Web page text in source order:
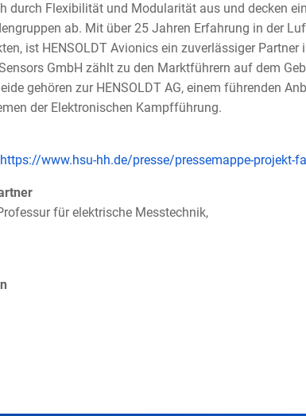
durch Flexibilität und Modularität aus und decken
ab. Mit über 25 Jahren Erfahrung in der
ist HENSOLDT Avionics ein zuverlässiger Partner
GmbH zählt zu den Marktführern auf dem
gehören zur HENSOLDT AG, einem führenden
der Elektronischen Kampfführung.
https://www.hsu-hh.de/presse/pressemappe-projekt-
für elektrische Messtechnik,